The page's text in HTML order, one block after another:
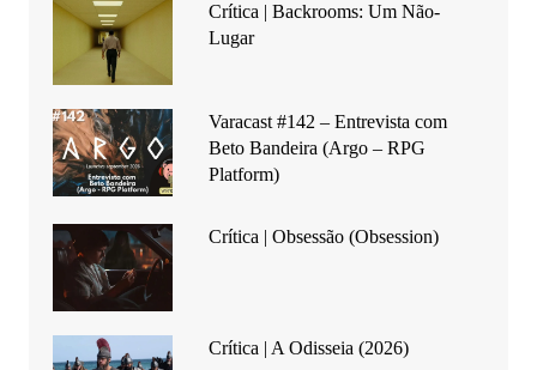
Crítica | Backrooms: Um Não-
Lugar
Varacast #142 – Entrevista com
Beto Bandeira (Argo – RPG
Platform)
Crítica | Obsessão (Obsession)
Crítica | A Odisseia (2026)